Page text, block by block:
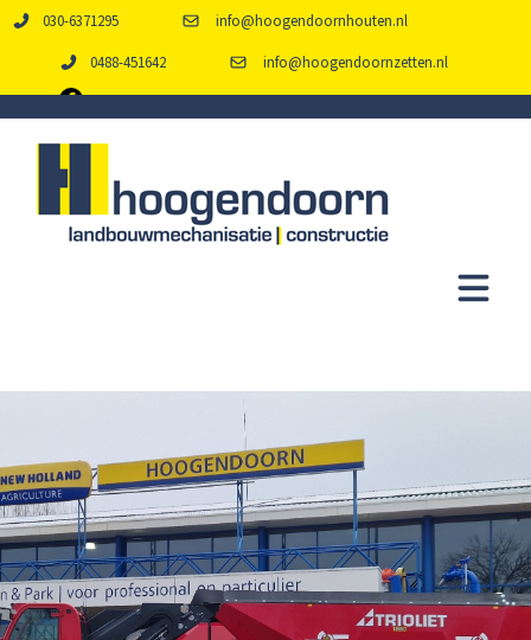
030-6371295 info@hoogendoornhouten.nl
0488-451642 info@hoogendoornzetten.nl